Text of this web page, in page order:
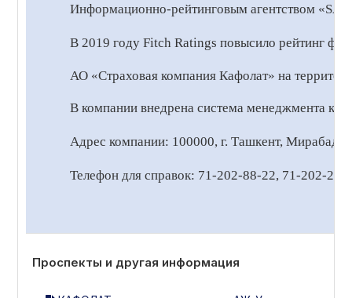
Информационно-рейтинговым агентством
В 2019 году Fitch Ratings повысило рейтинг
АО «Страховая компания Кафолат» на
В компании внедрена система менеджмента
Адрес компании: 100000, г. Ташкент,
Телефон для справок: 71-202-88-22, 71-202-
Проспекты и другая информация